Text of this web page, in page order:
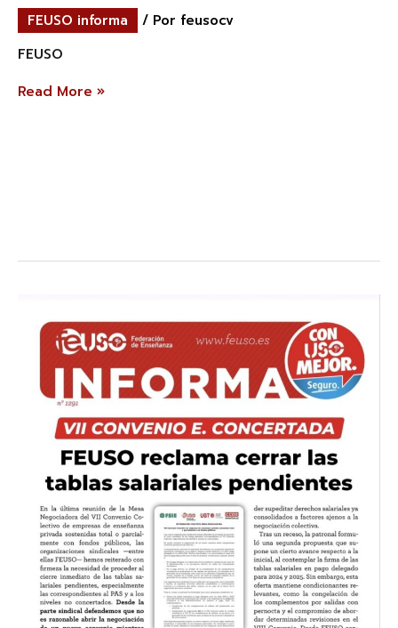
FEUSO informa / Por feusocv
FEUSO
Read More »
reclama
cerrar
tablas
salariales
pendientes